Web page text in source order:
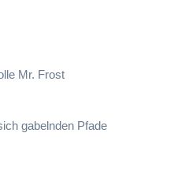
Mr. Frost
gabelnden Pfade